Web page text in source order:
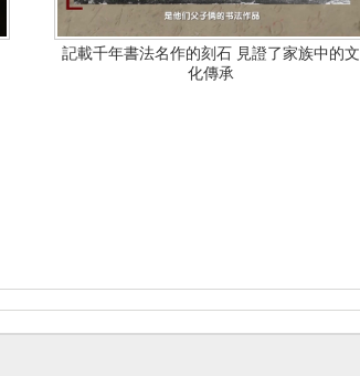
記載千年書法名作的刻石 見證了家族中的文
化傳承